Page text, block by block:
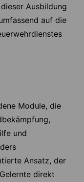
Ausbildung
auf die
Module, die
und
Ansatz, der
direkt